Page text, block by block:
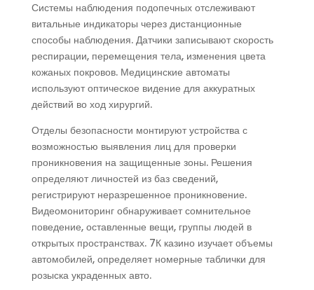
Системы наблюдения подопечных отслеживают
витальные индикаторы через дистанционные
способы наблюдения. Датчики записывают скорость
респирации, перемещения тела, изменения цвета
кожаных покровов. Медицинские автоматы
используют оптическое видение для аккуратных
действий во ход хирургий.
Отделы безопасности монтируют устройства с
возможностью выявления лиц для проверки
проникновения на защищенные зоны. Решения
определяют личностей из баз сведений,
регистрируют неразрешенное проникновение.
Видеомониторинг обнаруживает сомнительное
поведение, оставленные вещи, группы людей в
открытых пространствах. 7К казино изучает объемы
автомобилей, определяет номерные таблички для
розыска украденных авто.